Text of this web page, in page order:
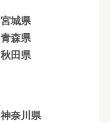
宮城県
青森県
秋田県
神奈川県